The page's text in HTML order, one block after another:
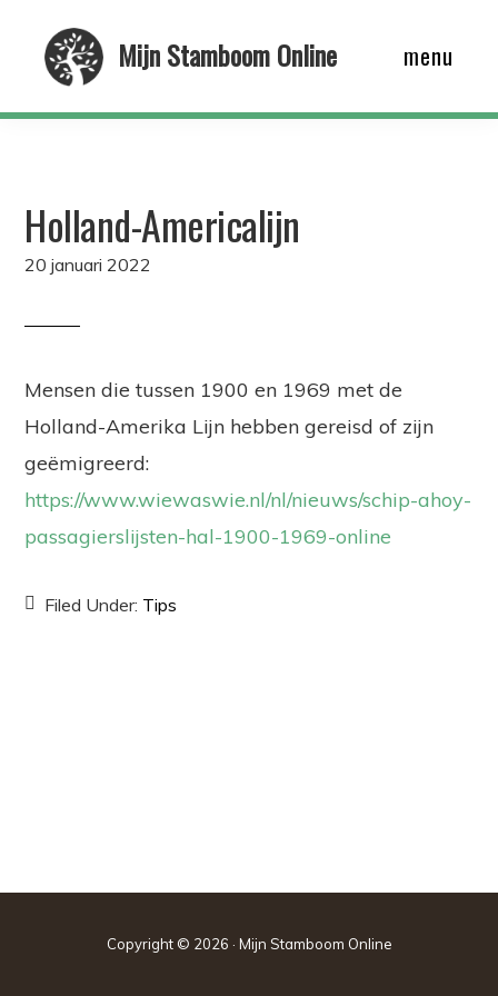
Mijn Stamboom Online menu
Holland-Americalijn
20 januari 2022
Mensen die tussen 1900 en 1969 met de
Holland-Amerika Lijn hebben gereisd of zijn
geëmigreerd:
https://www.wiewaswie.nl/nl/nieuws/schip-ahoy-
passagierslijsten-hal-1900-1969-online
Filed Under: Tips
Copyright © 2026 · Mijn Stamboom Online